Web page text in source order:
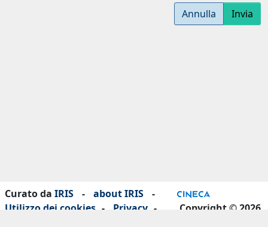
Annulla Invia
Curato da IRIS - about IRIS
-
Utilizzo dei cookies - Privacy -
Copyright © 2026